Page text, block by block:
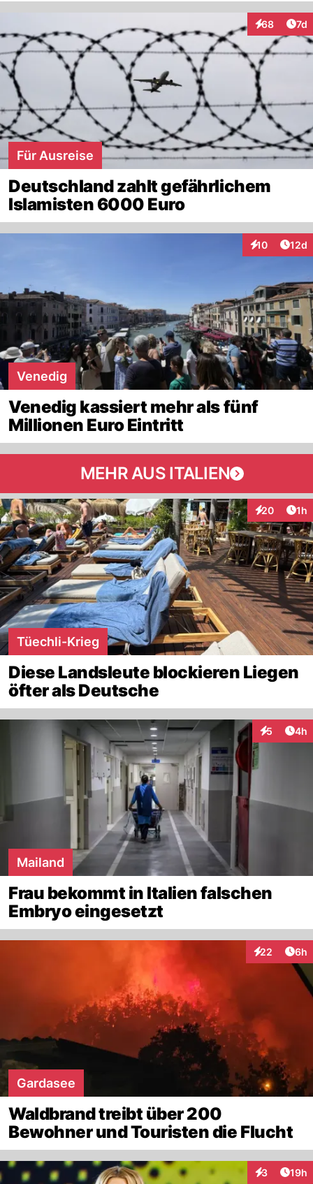
68
Interaktionen
7d
Für Ausreise
Deutschland zahlt gefährlichem
Islamisten 6000 Euro
10
Interaktionen
12d
Venedig
Venedig kassiert mehr als fünf
Millionen Euro Eintritt
MEHR AUS ITALIEN
20
Interaktionen
1h
Tüechli-Krieg
Diese Landsleute blockieren Liegen
öfter als Deutsche
5 4h
Mailand
Frau bekommt in Italien falschen
Embryo eingesetzt
22
Interaktionen
6h
Gardasee
Waldbrand treibt über 200
Bewohner und Touristen die Flucht
3
Interaktionen
19h